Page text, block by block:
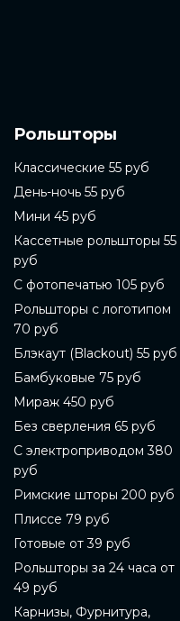
Рольшторы
Классические 55 руб
День-ночь 55 руб
Мини 45 руб
Кассетные рольшторы 55
руб
С фотопечатью 105 руб
Рольшторы с логотипом
70 руб
Блэкаут (Blackout) 55 руб
Бамбуковые 75 руб
Мираж 450 руб
Без сверления 65 руб
С электроприводом 380
руб
Римские шторы 200 руб
Плиссе 79 руб
Готовые от 39 руб
Рольшторы за 24 часа от
49 руб
Карнизы, Фурнитура,